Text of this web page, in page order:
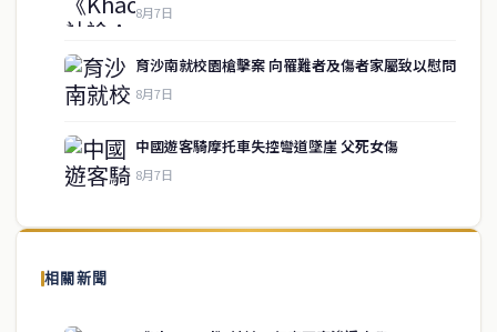
8月7日
育沙南就校園槍擊案 向罹難者及傷者家屬致以慰問
8月7日
中國遊客騎摩托車失控彎道墜崖 父死女傷
8月7日
相關新聞
關於我們
泰國中文新聞（TCN）是一家總部設於曼谷的中文新聞媒體，致力於
供即時、客觀、多元的中文新聞內容。
service@thaichinesenews.com